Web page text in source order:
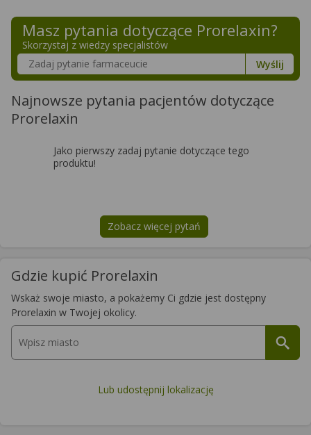
Masz pytania dotyczące Prorelaxin?
Skorzystaj z wiedzy specjalistów
Szukaj w poradnikach o zdrowiu
Wyślij
Najnowsze pytania pacjentów dotyczące
Prorelaxin
Jako pierwszy zadaj pytanie dotyczące tego
produktu!
Zobacz więcej pytań
na tematProrelaxin
Gdzie kupić Prorelaxin
Wskaż swoje miasto, a pokażemy Ci gdzie jest dostępny
Prorelaxin w Twojej okolicy.
Lub udostępnij lokalizację